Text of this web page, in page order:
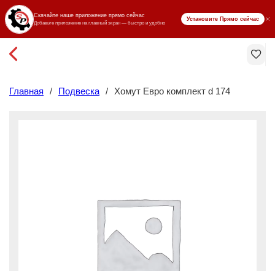
₸ KZT
Главная / Подвеска / Хомут Евро комплект d 174